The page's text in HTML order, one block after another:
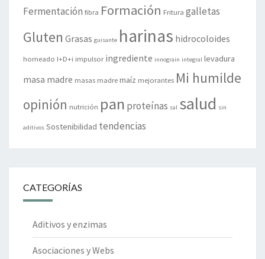
Fermentación fibra Formación Fritura galletas
Gluten Grasas guisante harinas hidrocoloides
horneado I+D+i impulsor ingrediente innograin integral levadura
masa madre masas madremaíz mejorantes Mi humilde
opinión nutrición pan proteínas sal salud sin
aditivos Sostenibilidad tendencias
CATEGORÍAS
Aditivos y enzimas
Asociaciones y Webs